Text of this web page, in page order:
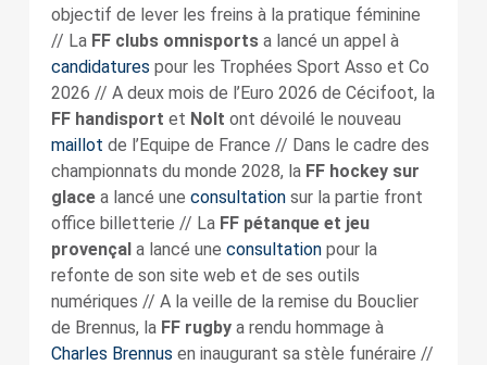
objectif de lever les freins à la pratique féminine
// La FF clubs omnisportsa lancé un appel à
candidatures pour les Trophées Sport Asso et Co
2026 // A deux mois de l’Euro 2026 de Cécifoot, la
FF handisport et Nolt ont dévoilé le nouveau
maillot de l’Equipe de France // Dans le cadre des
championnats du monde 2028, la FF hockey sur
glacea lancé une consultationsur la partie front
office billetterie // La FF pétanque et jeu
provençala lancé une consultationpour la
refonte de son site web et de ses outils
numériques // A la veille de la remise du Bouclier
de Brennus, la FF rugbya rendu hommage à
Charles Brennus en inaugurant sa stèle funéraire //